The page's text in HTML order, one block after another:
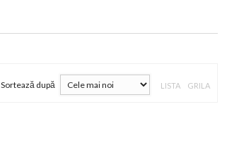
Sortează după LISTA GRILA